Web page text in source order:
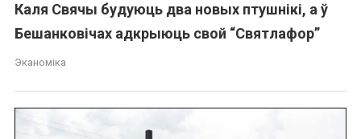
Каля Свячы будуюць два новых птушнікі, а ў
Бешанковічах адкрыюць свой “Святлафор”
Эканоміка